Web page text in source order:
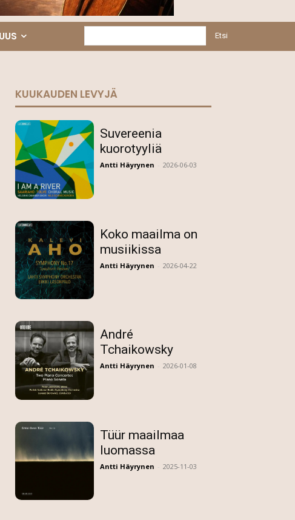
Etsi
KUUKAUDEN LEVYJÄ
Suvereenia
kuorotyyliä
Antti Häyrynen - 2026-06-03
Koko maailma on
musiikissa
Antti Häyrynen - 2026-04-22
André
Tchaikowsky
Antti Häyrynen - 2026-01-08
Tüür maailmaa
luomassa
Antti Häyrynen - 2025-11-03